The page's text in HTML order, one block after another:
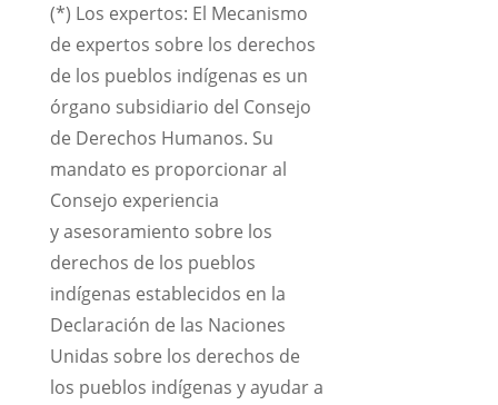
(*) Los expertos: El Mecanismo
de expertos sobre los derechos
de los pueblos indígenas es un
órgano subsidiario del Consejo
de Derechos Humanos. Su
mandato es proporcionar al
Consejo experiencia
y asesoramiento sobre los
derechos de los pueblos
indígenas establecidos en la
Declaración de las Naciones
Unidas sobre los derechos de
los pueblos indígenas y ayudar a